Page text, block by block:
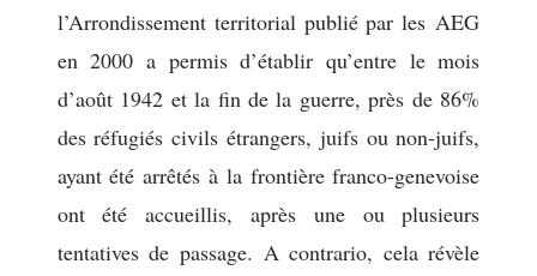
l’Arrondissement territorial publié par les AEG
en 2000 a permis d’établir qu’entre le mois
d’août 1942 et la fin de la guerre, près de 86%
des réfugiés civils étrangers, juifs ou non-juifs,
ayant été arrêtés à la frontière franco-genevoise
ont été accueillis, après une ou plusieurs
tentatives de passage. A contrario, cela révèle